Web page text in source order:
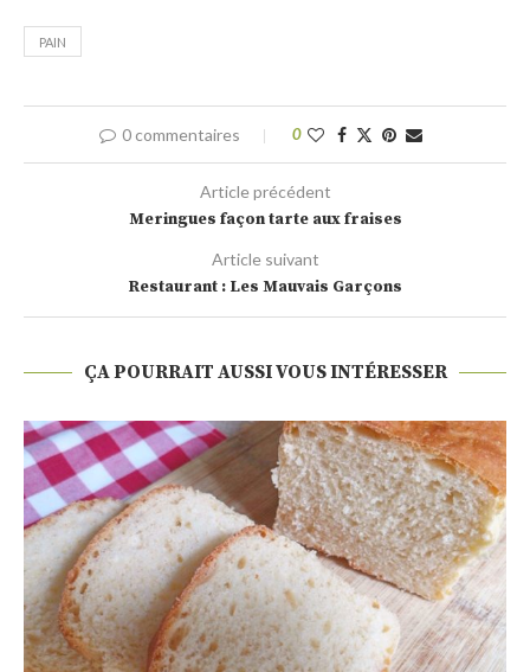
PAIN
0 commentaires 0
Article précédent
Meringues façon tarte aux fraises
Article suivant
Restaurant : Les Mauvais Garçons
ÇA POURRAIT AUSSI VOUS INTÉRESSER